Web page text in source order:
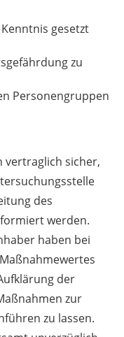
gesetzt
zu
Personengruppen
vertraglich sicher,
des
werden.
haben bei
der
zur
zu lassen.